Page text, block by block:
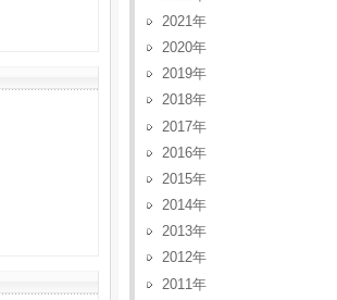
2021
2020
2019
2018
2017
2016
2015
2014
2013
2012
2011